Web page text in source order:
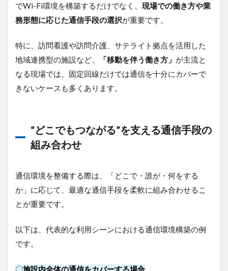
でWi-Fi環境を構築するだけでなく、 現場での働き方や業
務形態に応じた通信手段の選択が重要です。
特に、訪問看護や訪問介護、サテライト拠点を活用した
地域連携型の施設など、
「移動を伴う働き方」 が主流と
なる現場では、固定回線だけでは通信を十分にカバーで
きないケースも多くあります。
“どこでもつながる”を支える通信手段の
組み合わせ
通信環境を整備する際は、「どこで・誰が・何をする
か」に応じて、最適な通信手段を柔軟に組み合わせるこ
とが重要です。
以下は、代表的な利用シーンにおける通信環境構築の例
です。
〇施設内全体の通信をカバーする場合